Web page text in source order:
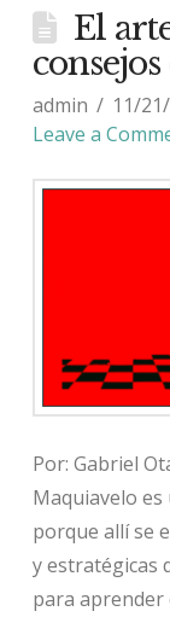
El
admin 11/
Leave a
Por: Gabriel
Maquiavelo es
porque allí se
y estratégicas
para aprender